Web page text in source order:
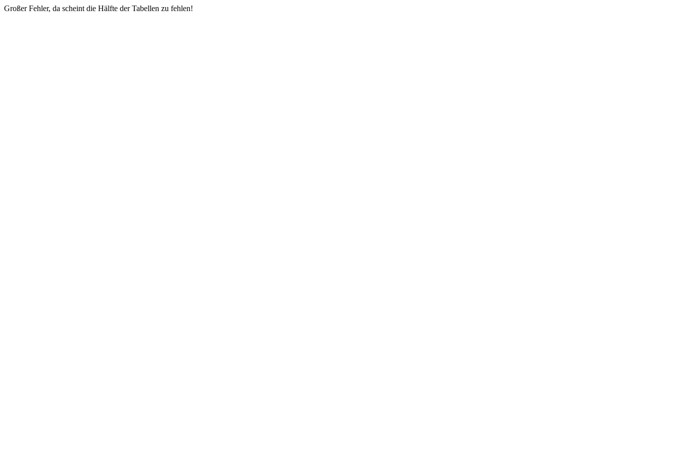
Großer Fehler, da scheint die Hälfte der Tabellen zu fehlen!